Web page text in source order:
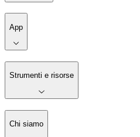
App
Strumenti e risorse
Chi siamo